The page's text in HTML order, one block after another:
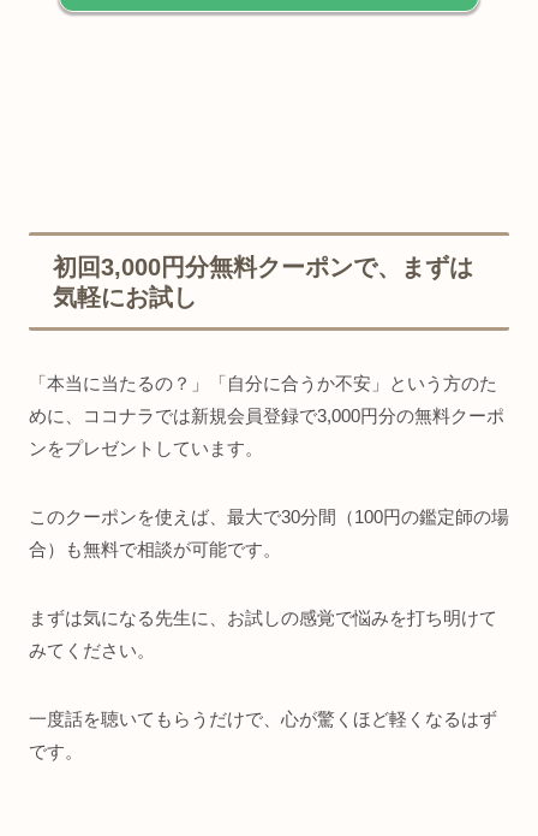
初回3,000円分無料クーポンで、まずは
気軽にお試し
「本当に当たるの？」「自分に合うか不安」という方のた
めに、ココナラでは新規会員登録で3,000円分の無料クーポ
ンをプレゼントしています。
このクーポンを使えば、最大で30分間（100円の鑑定師の場
合）も無料で相談が可能です。
まずは気になる先生に、お試しの感覚で悩みを打ち明けて
みてください。
一度話を聴いてもらうだけで、心が驚くほど軽くなるはず
です。